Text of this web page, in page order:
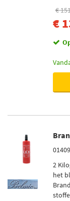
€
€
2
het